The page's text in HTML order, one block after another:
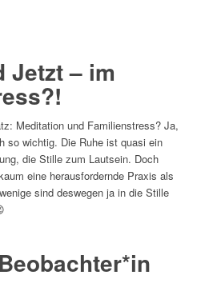
Jetzt – im
Meditation und Familienstress? Ja,
so wichtig. Die Ruhe ist quasi ein
die Stille zum Lautsein. Doch
eine herausfordernde Praxis als
sind deswegen ja in die Stille